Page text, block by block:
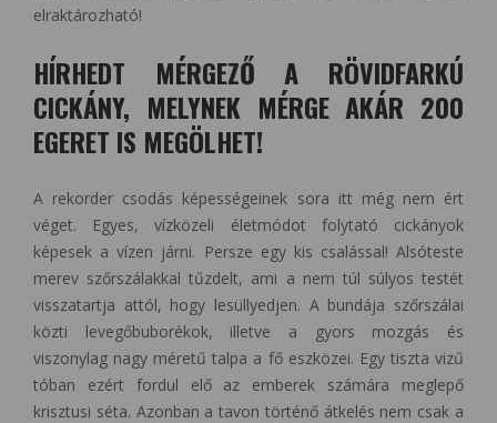
elraktározható!
HÍRHEDT MÉRGEZŐ A RÖVIDFARKÚ
CICKÁNY, MELYNEK MÉRGE AKÁR 200
EGERET IS MEGÖLHET!
A rekorder csodás képességeinek sora itt még nem ért
véget. Egyes, vízközeli életmódot folytató cickányok
képesek a vízen járni. Persze egy kis csalással! Alsóteste
merev szőrszálakkal tűzdelt, ami a nem túl súlyos testét
visszatartja attól, hogy lesüllyedjen. A bundája szőrszálai
közti levegőbuborékok, illetve a gyors mozgás és
viszonylag nagy méretű talpa a fő eszközei. Egy tiszta vizű
tóban ezért fordul elő az emberek számára meglepő
krisztusi séta. Azonban a tavon történő átkelés nem csak a